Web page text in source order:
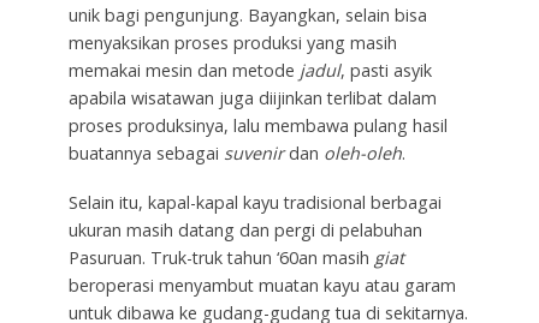
unik bagi pengunjung. Bayangkan, selain bisa
menyaksikan proses produksi yang masih
memakai mesin dan metode jadul, pasti asyik
apabila wisatawan juga diijinkan terlibat dalam
proses produksinya, lalu membawa pulang hasil
buatannya sebagai suvenirdan oleh-oleh.
Selain itu, kapal-kapal kayu tradisional berbagai
ukuran masih datang dan pergi di pelabuhan
Pasuruan. Truk-truk tahun ‘60an masih giat
beroperasi menyambut muatan kayu atau garam
untuk dibawa ke gudang-gudang tua di sekitarnya.